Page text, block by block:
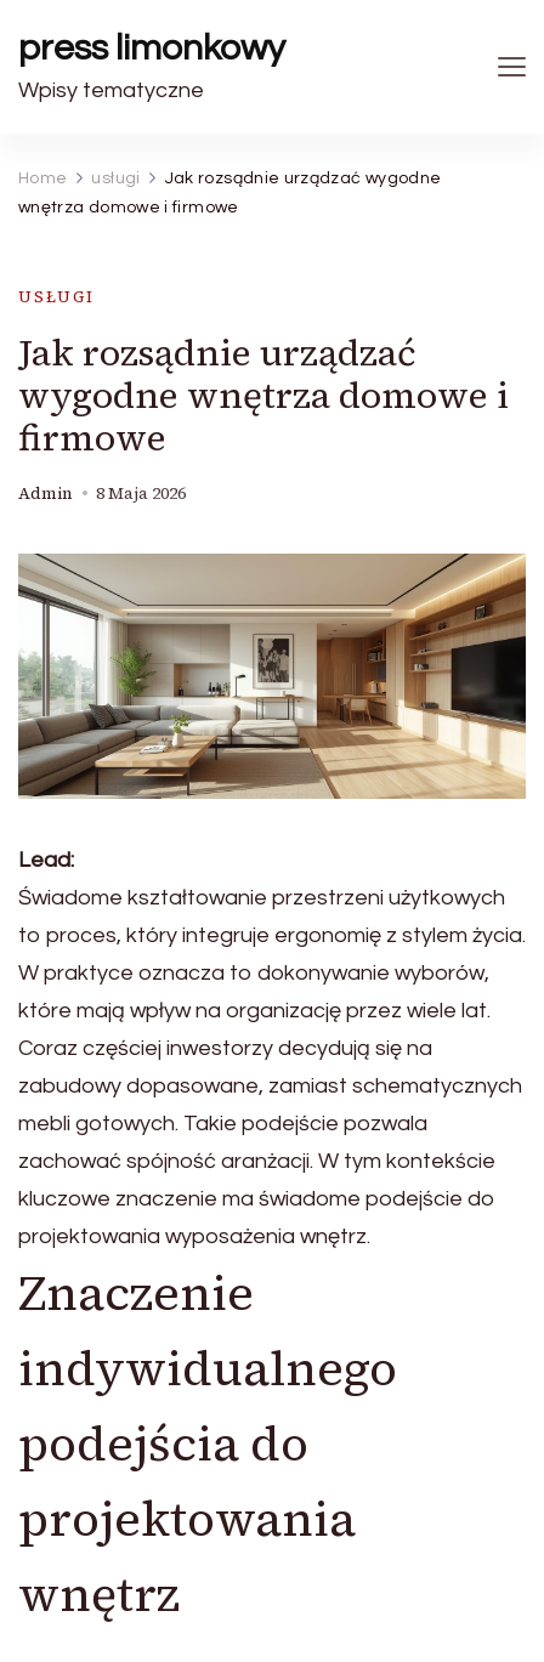
press limonkowy
Wpisy tematyczne
Home usługi
Jak rozsądnie urządzać wygodne
wnętrza domowe i firmowe
USŁUGI
Jak rozsądnie urządzać
wygodne wnętrza domowe i
firmowe
Admin 8 Maja 2026
Lead:
Świadome kształtowanie przestrzeni użytkowych
to proces, który integruje ergonomię z stylem życia.
W praktyce oznacza to dokonywanie wyborów,
które mają wpływ na organizację przez wiele lat.
Coraz częściej inwestorzy decydują się na
zabudowy dopasowane, zamiast schematycznych
mebli gotowych. Takie podejście pozwala
zachować spójność aranżacji. W tym kontekście
kluczowe znaczenie ma świadome podejście do
projektowania wyposażenia wnętrz.
Znaczenie
indywidualnego
podejścia do
projektowania
wnętrz